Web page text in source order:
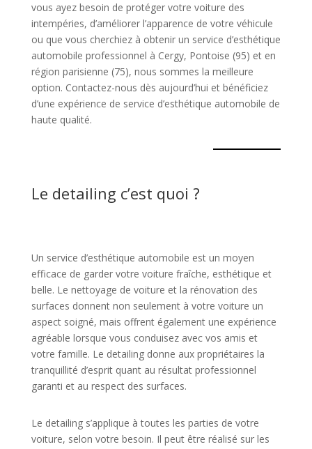
vous ayez besoin de protéger votre voiture des
intempéries, d’améliorer l’apparence de votre véhicule
ou que vous cherchiez à obtenir un service d’esthétique
automobile professionnel à Cergy, Pontoise (95) et en
région parisienne (75), nous sommes la meilleure
option. Contactez-nous dès aujourd’hui et bénéficiez
d’une expérience de service d’esthétique automobile de
haute qualité.
Le detailing c’est quoi ?
Un service d’esthétique automobile est un moyen
efficace de garder votre voiture fraîche, esthétique et
belle. Le nettoyage de voiture et la rénovation des
surfaces donnent non seulement à votre voiture un
aspect soigné, mais offrent également une expérience
agréable lorsque vous conduisez avec vos amis et
votre famille. Le detailing donne aux propriétaires la
tranquillité d’esprit quant au résultat professionnel
garanti et au respect des surfaces.
Le detailing s’applique à toutes les parties de votre
voiture, selon votre besoin. Il peut être réalisé sur les